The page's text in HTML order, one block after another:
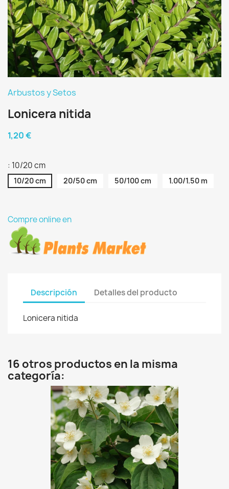
Arbustos y Setos
Lonicera nitida
1,20 €
: 10/20 cm
10/20 cm 20/50 cm 50/100 cm 1.00/1.50 m
Compre online en
Descripción Detalles del producto
Lonicera nitida
16 otros productos en la misma
categoría: